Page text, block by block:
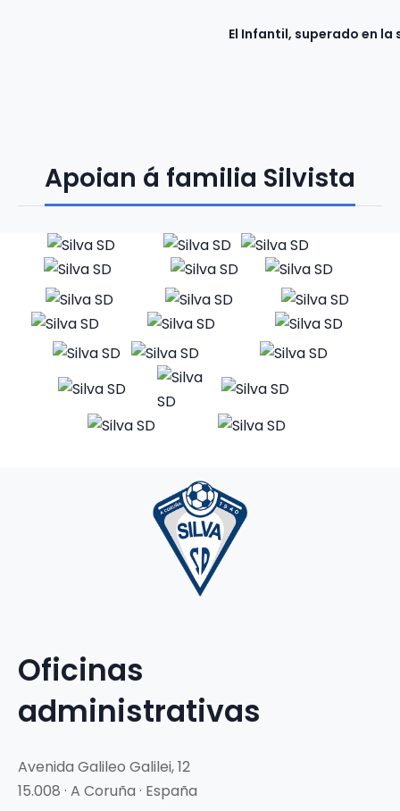
El Infantil, superado en
Apoian á familia Silvista
Oficinas
administrativas
Avenida Galileo Galilei, 12
15.008 · A Coruña · España